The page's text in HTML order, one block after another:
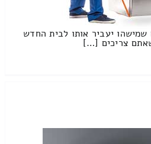
יעביר אותו לבית החדש
צריכים […]